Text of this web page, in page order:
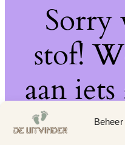
Sorry
stof!
aan
– kom